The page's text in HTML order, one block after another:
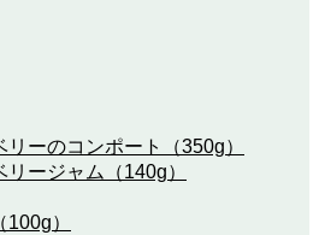
ーのコンポート（350g）
ージャム（140g）
）